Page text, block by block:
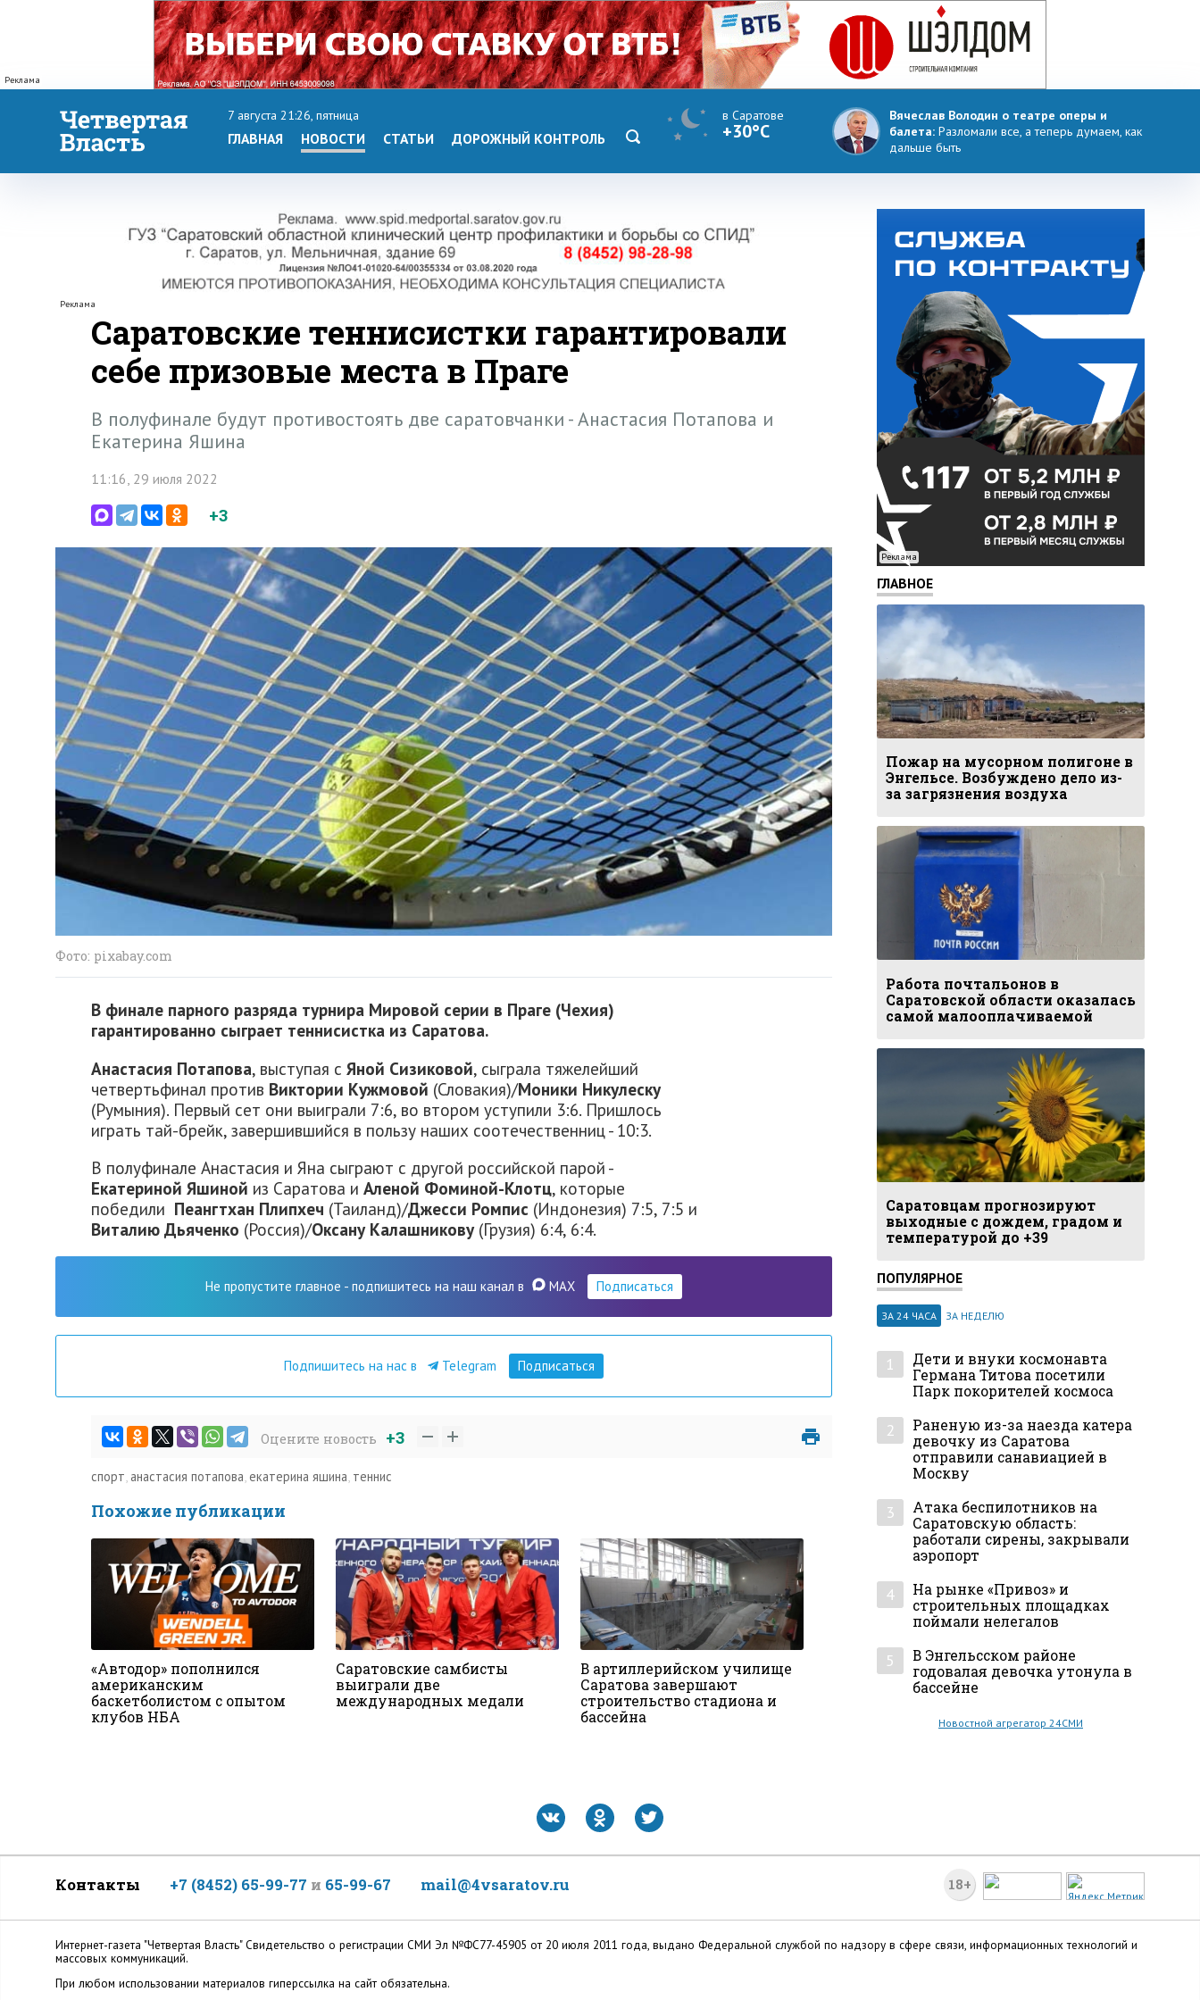
Реклама
7 августа 21:26, пятница
ГЛАВНАЯ НОВОСТИ СТАТЬИ ДОРОЖНЫЙ КОНТРОЛЬ
в Саратове
+30°C
Вячеслав Володин о театре оперы и
балета: Разломали все, а теперь думаем, как
дальше быть
Реклама
Саратовские теннисистки гарантировали
себе призовые места в Праге
В полуфинале будут противостоять две саратовчанки - Анастасия Потапова и
Екатерина Яшина
11:16, 29 июля 2022
+3
Фото: pixabay.com
В финале парного разряда турнира Мировой серии в Праге (Чехия)
гарантированно сыграет теннисистка из Саратова.
Анастасия Потапова, выступая с Яной Сизиковой, сыграла тяжелейший
четвертьфинал против Виктории Кужмовой (Словакия)/Моники Никулеску
(Румыния). Первый сет они выиграли 7:6, во втором уступили 3:6. Пришлось
играть тай-брейк, завершившийся в пользу наших соотечественниц - 10:3.
В полуфинале Анастасия и Яна сыграют с другой российской парой -
Екатериной Яшиной из Саратова и Аленой Фоминой-Клотц, которые
победили Пеангтхан Плипхеч (Таиланд)/Джесси Ромпис (Индонезия) 7:5, 7:5 и
Виталию Дьяченко (Россия)/Оксану Калашникову(Грузия) 6:4, 6:4.
Не пропустите главное - подпишитесь на наш канал в MAX Подписаться
Подпишитесь на нас в Telegram Подписаться
Оцените новость +3
спорт, анастасия потапова, екатерина яшина, теннис
Похожие публикации
«Автодор» пополнился
американским
баскетболистом с опытом
клубов НБА
Саратовские самбисты
выиграли две
международных медали
В артиллерийском училище
Саратова завершают
строительство стадиона и
бассейна
Реклама
ГЛАВНОЕ
Пожар на мусорном полигоне в
Энгельсе. Возбуждено дело из-
за загрязнения воздуха
Работа почтальонов в
Саратовской области оказалась
самой малооплачиваемой
Саратовцам прогнозируют
выходные с дождем, градом и
температурой до +39
ПОПУЛЯРНОЕ
ЗА 24 ЧАСА ЗА НЕДЕЛЮ
1
Дети и внуки космонавта
Германа Титова посетили
Парк покорителей космоса
2
Раненую из-за наезда катера
девочку из Саратова
отправили санавиацией в
Москву
3
Атака беспилотников на
Саратовскую область:
работали сирены, закрывали
аэропорт
4
На рынке «Привоз» и
строительных площадках
поймали нелегалов
5
В Энгельсском районе
годовалая девочка утонула в
бассейне
Новостной агрегатор 24СМИ
18+
Контакты +7 (8452) 65-99-77 и 65-99-67 mail@4vsaratov.ru
Интернет-газета "Четвертая Власть" Cвидетельство о регистрации СМИ Эл №ФС77-45905 от 20 июля 2011 года, выдано Федеральной службой по надзору в сфере связи, информационных технологий и
массовых коммуникаций.
При любом использовании материалов гиперссылка на сайт обязательна.